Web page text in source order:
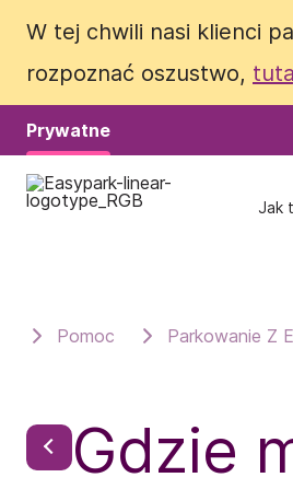
W tej chwili nasi klienci
rozpoznać oszustwo,
Prywatne
Jak
W tej chwili nasi klienci
rozpoznać oszustwo,
Prywatne
Jak
Pomoc Parkowanie Z
Gdzie